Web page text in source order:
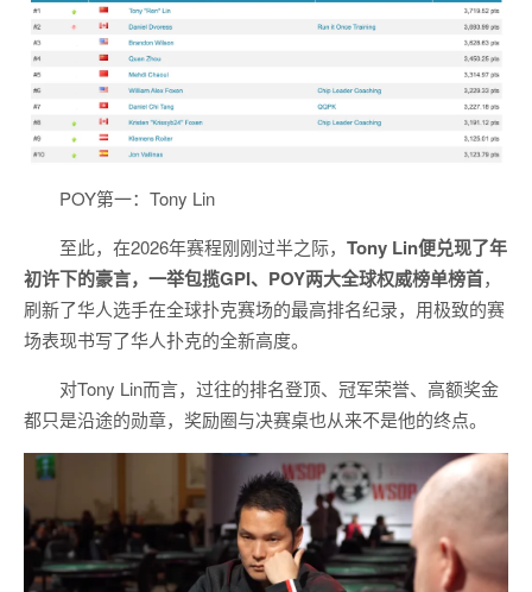
POY第一：Tony Lin
至此，在2026年赛程刚刚过半之际， Tony Lin便兑现了年
初许下的豪言，一举包揽GPI、POY两大全球权威榜单榜首，
刷新了华人选手在全球扑克赛场的最高排名纪录，用极致的赛
场表现书写了华人扑克的全新高度。
对Tony Lin而言，过往的排名登顶、冠军荣誉、高额奖金
都只是沿途的勋章，奖励圈与决赛桌也从来不是他的终点。